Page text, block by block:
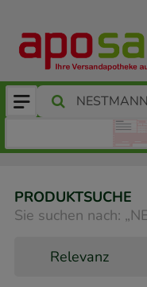
PRODUKTSUCHE
Sie suchen nach: „